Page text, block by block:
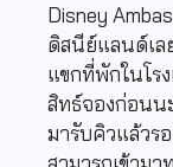
Disney
ดิสนีย์แลนด์เล
แขกที่พักในโร
สิทธ์จองก่อนน
มารับคิวแล้วร